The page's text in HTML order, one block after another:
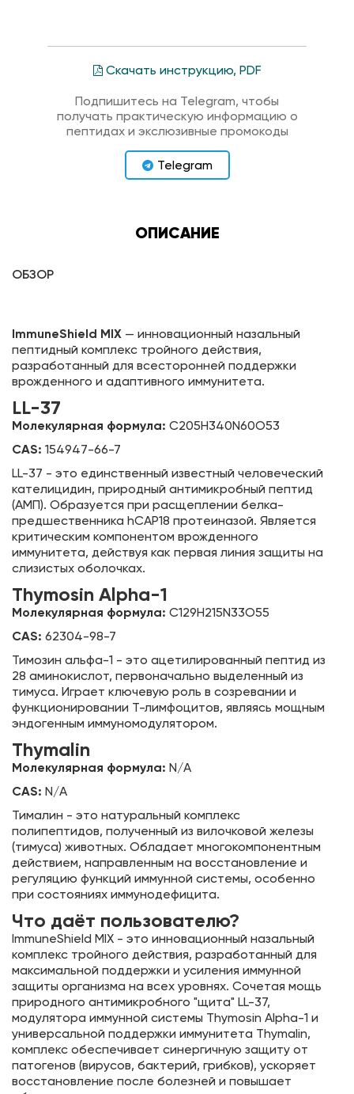
Скачать инструкцию, PDF
Подпишитесь на Telegram, чтобы
получать практическую информацию о
пептидах и экслюзивные промокоды
Telegram
ОПИСАНИЕ
ОБЗОР
ImmuneShield MIX — инновационный назальный
пептидный комплекс тройного действия,
разработанный для всесторонней поддержки
врожденного и адаптивного иммунитета.
LL-37
Молекулярная формула: C205H340N60O53
CAS: 154947-66-7
LL-37 - это единственный известный человеческий
кателицидин, природный антимикробный пептид
(АМП). Образуется при расщеплении белка-
предшественника hCAP18 протеиназой. Является
критическим компонентом врожденного
иммунитета, действуя как первая линия защиты на
слизистых оболочках.
Thymosin Alpha-1
Молекулярная формула: C129H215N33O55
CAS: 62304-98-7
Тимозин альфа-1 - это ацетилированный пептид из
28 аминокислот, первоначально выделенный из
тимуса. Играет ключевую роль в созревании и
функционировании Т-лимфоцитов, являясь мощным
эндогенным иммуномодулятором.
Thymalin
Молекулярная формула: N/A
CAS: N/A
Тималин - это натуральный комплекс
полипептидов, полученный из вилочковой железы
(тимуса) животных. Обладает многокомпонентным
действием, направленным на восстановление и
регуляцию функций иммунной системы, особенно
при состояниях иммунодефицита.
Что даёт пользователю?
ImmuneShield MIX - это инновационный назальный
комплекс тройного действия, разработанный для
максимальной поддержки и усиления иммунной
защиты организма на всех уровнях. Сочетая мощь
природного антимикробного "щита" LL-37,
модулятора иммунной системы Thymosin Alpha-1 и
универсальной поддержки иммунитета Thymalin,
комплекс обеспечивает синергичную защиту от
патогенов (вирусов, бактерий, грибков), ускоряет
восстановление после болезней и повышает